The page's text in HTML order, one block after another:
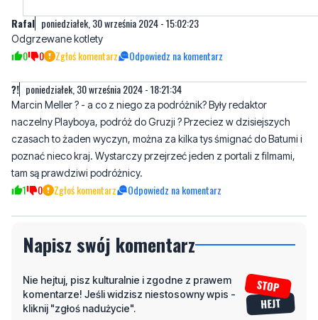
?! poniedziałek, 30 września 2024 - 18:21:34
Marcin Meller ? - a co z niego za podróżnik? Były redaktor
czasach to żaden wyczyn, można za kilka tys śmignać do Batumi i
poznać nieco kraj. Wystarczy przejrzeć jeden z portali z filmami,
tam są prawdziwi podróżnicy.
1 0 Zgłoś komentarz Odpowiedz na komentarz
Napisz swój komentarz
komentarze! Jeśli widzisz niestosowny wpis -
kliknij "zgłoś nadużycie".
Imię / Podpis